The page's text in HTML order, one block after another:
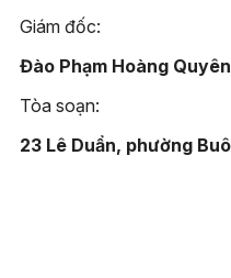
Giám đốc:
Đào Phạm Hoàng Quyên
Tòa soạn:
23 Lê Duẩn, phường